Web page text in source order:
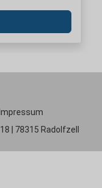
| 78315 Radolfzell